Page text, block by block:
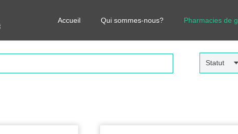
Accueil Qui sommes-nous? Pharmacies de
les informations sur vos médicaments, leurs prix et estimer ainsi le
Statut